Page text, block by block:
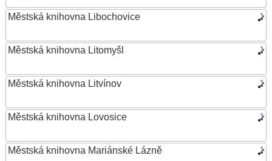
Městská knihovna Libochovice
Městská knihovna Litomyšl
Městská knihovna Litvínov
Městská knihovna Lovosice
Městská knihovna Mariánské Lázně